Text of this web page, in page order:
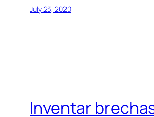
July 23, 2020
Inventar